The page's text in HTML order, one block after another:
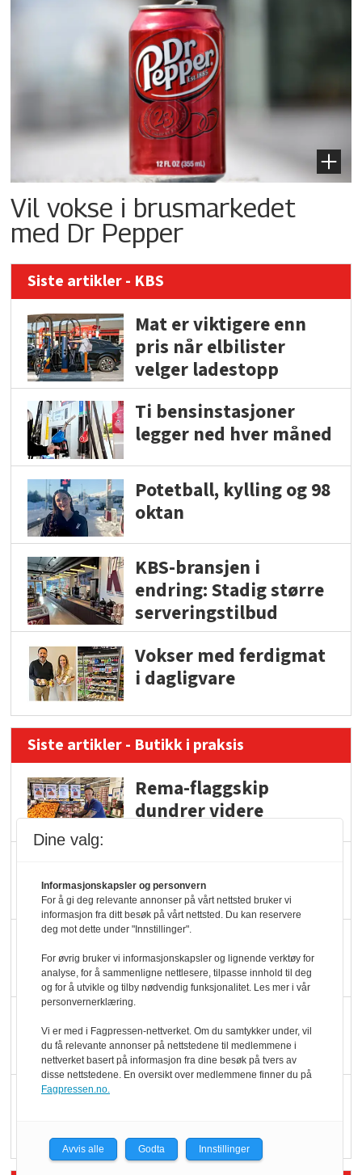
Vil vokse i brusmarkedet
med Dr Pepper
Siste artikler - KBS
Mat er viktigere enn
pris når elbilister
velger ladestopp
Ti bensinstasjoner
legger ned hver måned
Potetball, kylling og 98
oktan
KBS-bransjen i
endring: Stadig større
serveringstilbud
Vokser med ferdigmat
i dagligvare
Siste artikler - Butikk i praksis
Rema-flaggskip
dundrer videre
ølsalget
Færre varer, men fulle
hyller
KI lager mat i butikken
Dine valg:
Informasjonskapsler og personvern
For å gi deg relevante annonser på vårt nettsted bruker vi
informasjon fra ditt besøk på vårt nettsted. Du kan reservere
deg mot dette under "Innstillinger".
For øvrig bruker vi informasjonskapsler og lignende verktøy for
analyse, for å sammenligne nettlesere, tilpasse innhold til deg
og for å utvikle og tilby nødvendig funksjonalitet. Les mer i vår
personvernerklæring.
Vi er med i Fagpressen-nettverket. Om du samtykker under, vil
du få relevante annonser på nettstedene til medlemmene i
nettverket basert på informasjon fra dine besøk på tvers av
disse nettstedene. En oversikt over medlemmene finner du på
Fagpressen.no.
Avvis alle Godta Innstillinger